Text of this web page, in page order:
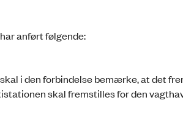
anført følgende:
i den forbindelse bemærke, at det
skal fremstilles for den